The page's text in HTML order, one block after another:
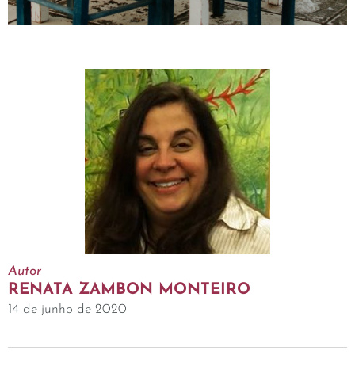
Autor
RENATA ZAMBON MONTEIRO
14 de junho de 2020